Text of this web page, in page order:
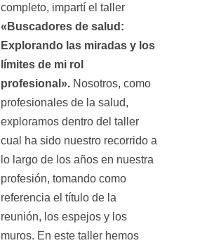
completo, impartí el taller
«Buscadores de salud:
Explorando las miradas y los
límites de mi rol
profesional». Nosotros, como
profesionales de la salud,
exploramos dentro del taller
cual ha sido nuestro recorrido a
lo largo de los años en nuestra
profesión, tomando como
referencia el título de la
reunión, los espejos y los
muros. En este taller hemos